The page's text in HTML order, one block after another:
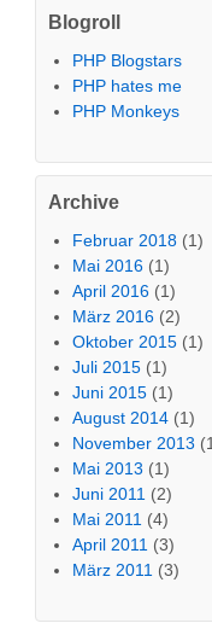
Blogroll
PHP Blogstars
PHP hates me
PHP Monkeys
Archive
Februar 2018 (1)
Mai 2016 (1)
April 2016 (1)
März 2016 (2)
Oktober 2015 (1)
Juli 2015 (1)
Juni 2015 (1)
August 2014 (1)
November 2013
Mai 2013 (1)
Juni 2011 (2)
Mai 2011 (4)
April 2011 (3)
März 2011 (3)